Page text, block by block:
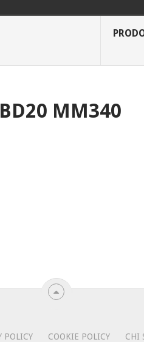
MM340
POLICY COOKIE POLICY CHI